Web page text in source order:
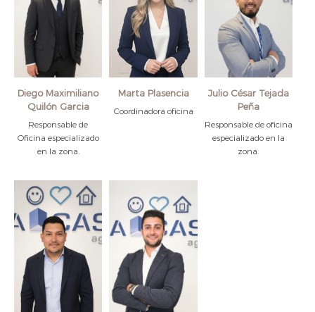
Diego Maximiliano
Quilón Garcia
Responsable de
Oficina especializado
en la zona.
Marta Plasencia
Coordinadora oficina
Julio César Tejada
Peña
Responsable de oficina
especializado en la
zona.